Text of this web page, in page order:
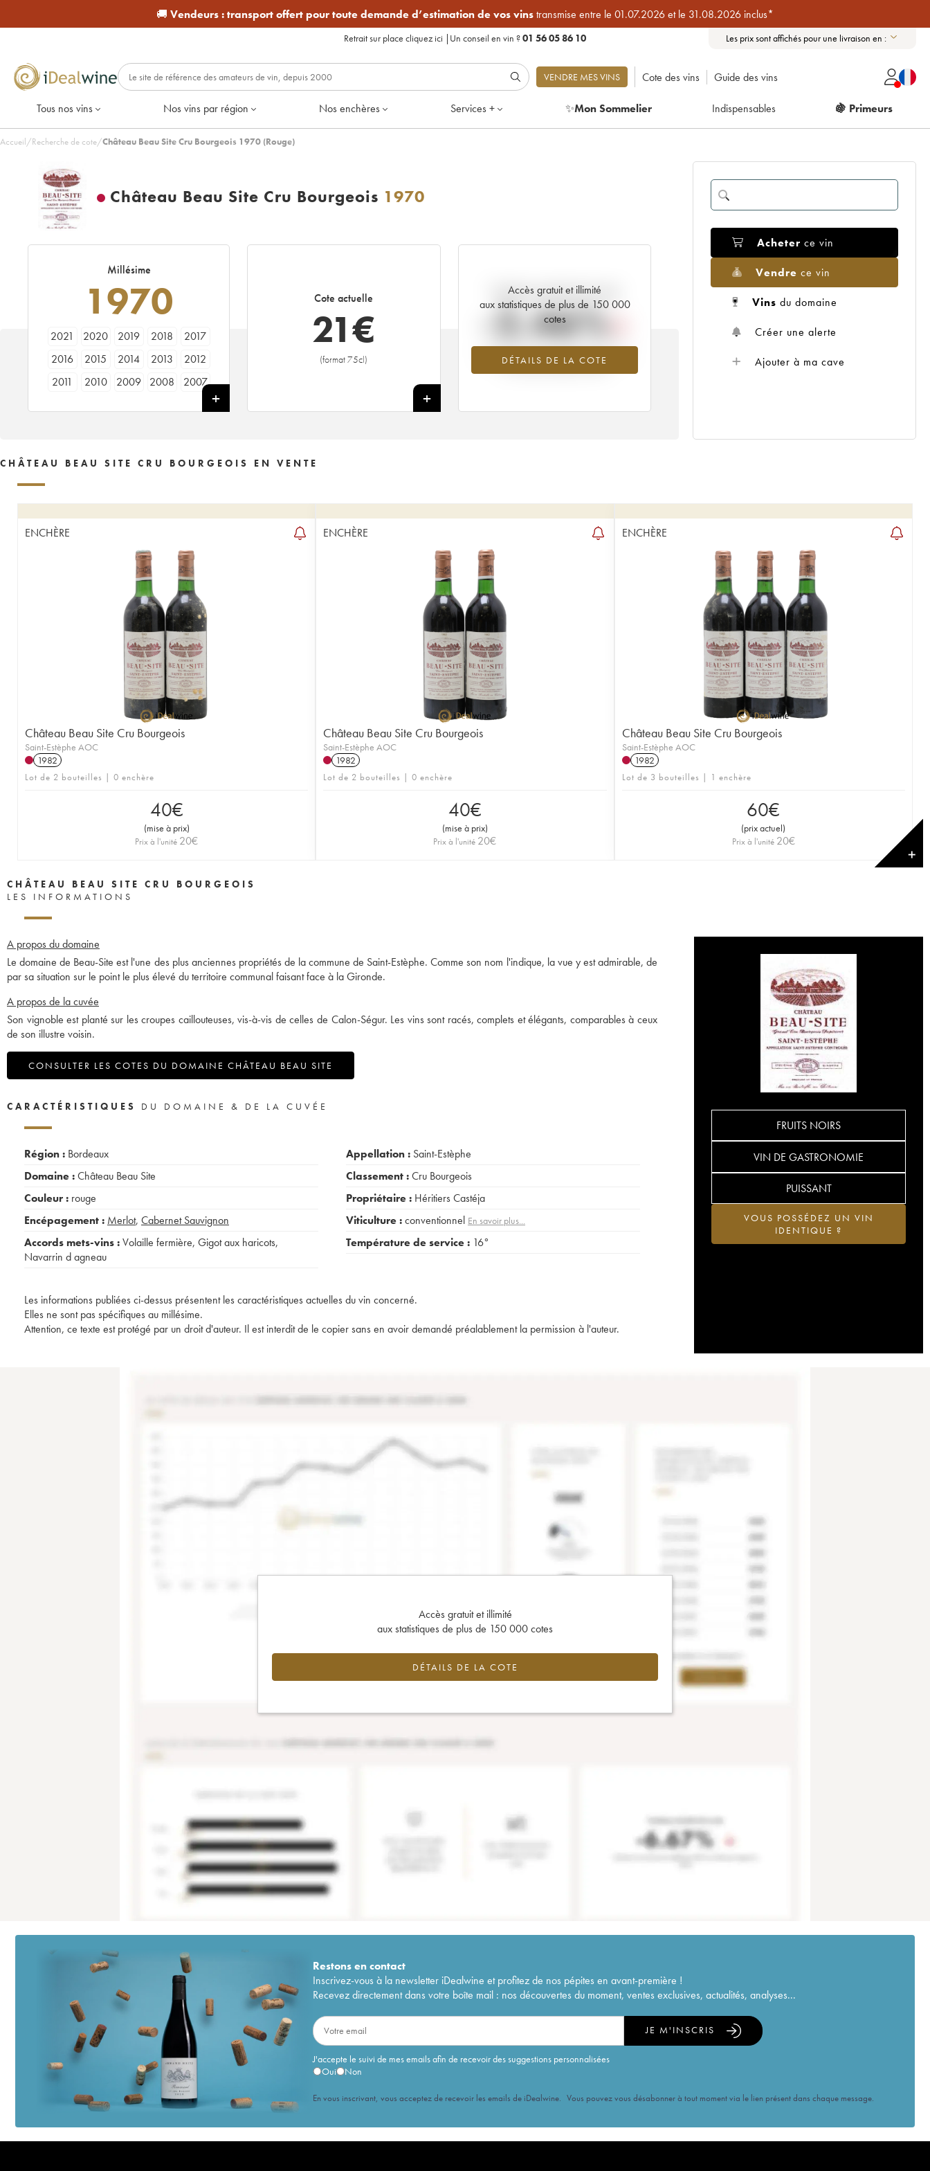
🚚 Vendeurs :transport offert pour toute demande d’estimation de vos vinstransmise entre le 01.07.2026 et le 31.08.2026 inclus*
Retrait sur place cliquez ici | Un conseil en vin ?01 56 05 86 10 Les prix sont affichés pour une livraison en :
VENDRE MES VINS Cote des vins Guide des vins
Tous nos vins Nos vins par région Nos enchères Services + ✨Mon Sommelier Indispensables 🍇 Primeurs
Accueil/Recherche de cote/Château Beau Site Cru Bourgeois 1970 (Rouge)
Château Beau Site Cru Bourgeois 1970
Millésime
1970
2021 2020 2019 2018
2017
2016
2015 2014 2013
2012
2011
2010 2009 2008
2007
1980
1979 1978 1977
1976
1964 1960
1959
Cote actuelle
21€
(format 75cl)
+
Accès gratuit et illimité
aux statistiques de plus de 150 000
cotes
DÉTAILS DE LA COTE
Tendance actuelle de la cote
-2.46%
Tendance à la baisse du millésime 1970
en 2026 par rapport à 2025
Acheter ce vin
Vendre ce vin
Vins du domaine
Créer une alerte
Ajouter à ma cave
CHÂTEAU BEAU SITE CRU BOURGEOIS EN VENTE
ENCHÈRE
Château Beau Site Cru Bourgeois
Saint-Estèphe AOC
1982
Lot de 2 bouteilles | 0 enchère
40€
(mise à prix)
Prix à l'unité 20€
ENCHÈRE
Château Beau Site Cru Bourgeois
Saint-Estèphe AOC
1982
Lot de 2 bouteilles | 0 enchère
40€
(mise à prix)
Prix à l'unité 20€
ENCHÈRE
Château Beau Site Cru Bourgeois
Saint-Estèphe AOC
1982
Lot de 3 bouteilles | 1 enchère
60€
(prix actuel)
Prix à l'unité 20€
✕
CHÂTEAU BEAU SITE CRU BOURGEOIS
LES INFORMATIONS
A propos du domaine
Le domaine de Beau-Site est l'une des plus anciennes propriétés de la commune de Saint-Estèphe. Comme son nom l'indique, la vue y est admirable, de
par sa situation sur le point le plus élevé du territoire communal faisant face à la Gironde.
A propos de la cuvée
Son vignoble est planté sur les croupes caillouteuses, vis-à-vis de celles de Calon-Ségur. Les vins sont racés, complets et élégants, comparables à ceux
de son illustre voisin.
CONSULTER LES COTES DU DOMAINE CHÂTEAU BEAU SITE
FRUITS NOIRS
VIN DE GASTRONOMIE
PUISSANT
VOUS POSSÉDEZ UN VIN
IDENTIQUE ?
CARACTÉRISTIQUES DU DOMAINE & DE LA CUVÉE
Région : Bordeaux
Domaine :Château Beau Site
Couleur : rouge
Encépagement : Merlot, Cabernet Sauvignon
Accords mets-vins :Volaille fermière, Gigot aux haricots,
Navarrin d agneau
Appellation : Saint-Estèphe
Classement :Cru Bourgeois
Propriétaire : Héritiers Castéja
Viticulture :conventionnel En savoir plus...
Température de service : 16°
Les informations publiées ci-dessus présentent les caractéristiques actuelles du vin concerné.
Elles ne sont pas spécifiques au millésime.
Attention, ce texte est protégé par un droit d'auteur. Il est interdit de le copier sans en avoir demandé préalablement la permission à l'auteur.
Accès gratuit et illimité
aux statistiques de plus de 150 000 cotes
DÉTAILS DE LA COTE
Restons encontact
Inscrivez-vous à la newsletter iDealwine et profitez de nos pépites en avant-première !
Recevez directement dans votre boîte mail : nos découvertes du moment, ventes exclusives, actualités, analyses...
J'accepte le suivi de mes emails afin de recevoir des suggestions personnalisées
Oui
Non
JE M'INSCRIS
En vous inscrivant, vous acceptez de recevoir les emails de iDealwine. Vous pouvez vous désabonner à tout moment via le lien présent dans chaque message.